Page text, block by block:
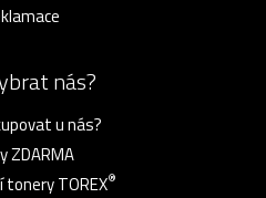
nás?
u nás?
ZDARMA
TOREX®